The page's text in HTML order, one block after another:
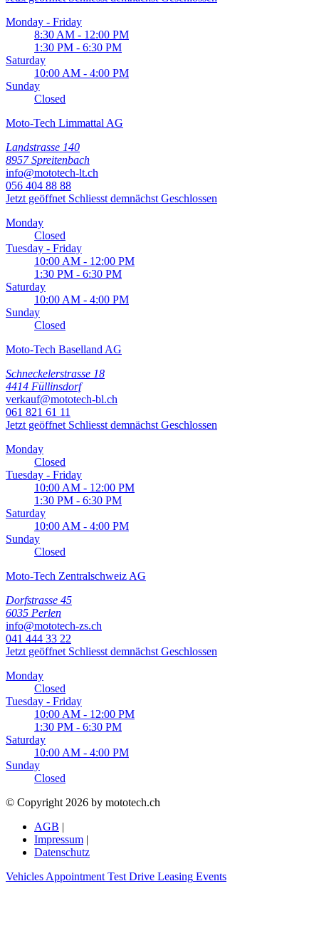
Monday - Friday
8:30 AM - 12:00 PM
1:30 PM - 6:30 PM
Saturday
10:00 AM - 4:00 PM
Sunday
Closed
Moto-Tech Limmattal AG
Landstrasse 140
8957 Spreitenbach
info@mototech-lt.ch
056 404 88 88
Jetzt geöffnet Schliesst demnächst Geschlossen
Monday
Closed
Tuesday - Friday
10:00 AM - 12:00 PM
1:30 PM - 6:30 PM
Saturday
10:00 AM - 4:00 PM
Sunday
Closed
Moto-Tech Baselland AG
Schneckelerstrasse 18
4414 Füllinsdorf
verkauf@mototech-bl.ch
061 821 61 11
Jetzt geöffnet Schliesst demnächst Geschlossen
Monday
Closed
Tuesday - Friday
10:00 AM - 12:00 PM
1:30 PM - 6:30 PM
Saturday
10:00 AM - 4:00 PM
Sunday
Closed
Moto-Tech Zentralschweiz AG
Dorfstrasse 45
6035 Perlen
info@mototech-zs.ch
041 444 33 22
Jetzt geöffnet Schliesst demnächst Geschlossen
Monday
Closed
Tuesday - Friday
10:00 AM - 12:00 PM
1:30 PM - 6:30 PM
Saturday
10:00 AM - 4:00 PM
Sunday
Closed
© Copyright 2026 by mototech.ch
AGB |
Impressum |
Datenschutz
Vehicles Appointment Test Drive Leasing Events